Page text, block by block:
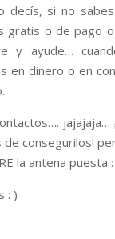
decís, si no
gratis o de pago
y ayude…
en dinero o en
jajajaja…
de consegurilos!
la antena puesta
: )